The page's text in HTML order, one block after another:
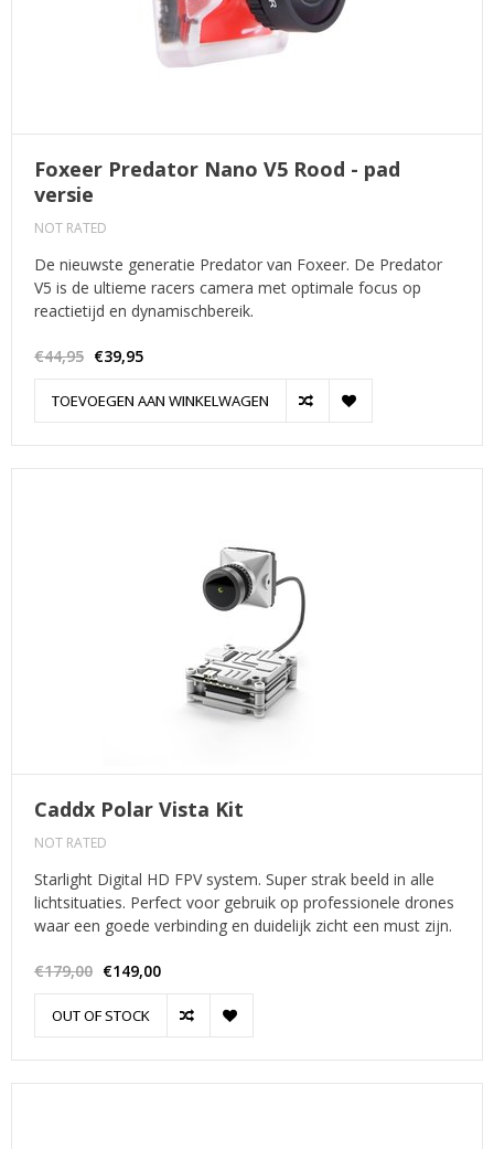
Foxeer Predator Nano V5 Rood - pad
versie
NOT RATED
De nieuwste generatie Predator van Foxeer. De Predator
V5 is de ultieme racers camera met optimale focus op
reactietijd en dynamischbereik.
€44,95 €39,95
TOEVOEGEN AAN WINKELWAGEN
Caddx Polar Vista Kit
NOT RATED
Starlight Digital HD FPV system. Super strak beeld in alle
lichtsituaties. Perfect voor gebruik op professionele drones
waar een goede verbinding en duidelijk zicht een must zijn.
€179,00 €149,00
OUT OF STOCK